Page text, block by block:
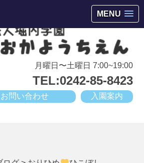
MENU
月曜日〜土曜日 7:00~19:00
TEL:0242-85-8423
入園案内
お問い合わせ